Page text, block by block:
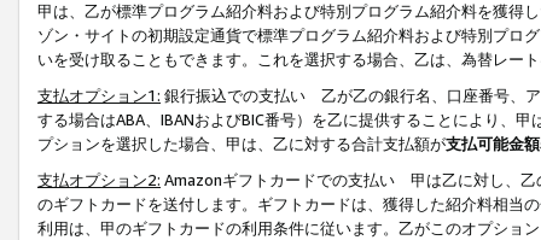
甲は、乙が標準プログラム紹介料および特別プログラム紹介料を獲得
ゾン・サイトの初期設定通貨で標準プログラム紹介料および特別プロ
いを受け取ることもできます。これを選択する場合、乙は、為替レー
支払オプション1: 銀行振込での支払い 乙が乙の銀行名、口座番号、
する場合はABA、IBANおよびBIC番号）を乙に提供することにより、
プションを選択した場合、甲は、乙に対する合計支払額が支払可能金
支払オプション2: Amazonギフトカードでの支払い 甲は乙に対し、乙
のギフトカードを送付します。ギフトカードは、獲得した紹介料相当
利用は、甲のギフトカードの利用条件に従います。乙がこのオプショ